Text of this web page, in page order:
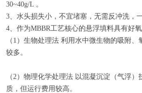
30~40g/L 。
3、水头损失小，不宜堵塞，无需反冲洗，
4、作为MBBR工艺核心的悬浮填料具有好
（1）生物处理法 利用水中微生物的吸附
较多。
（2）物理化学处理法 以混凝沉淀（气浮
质，但运行费用较高。